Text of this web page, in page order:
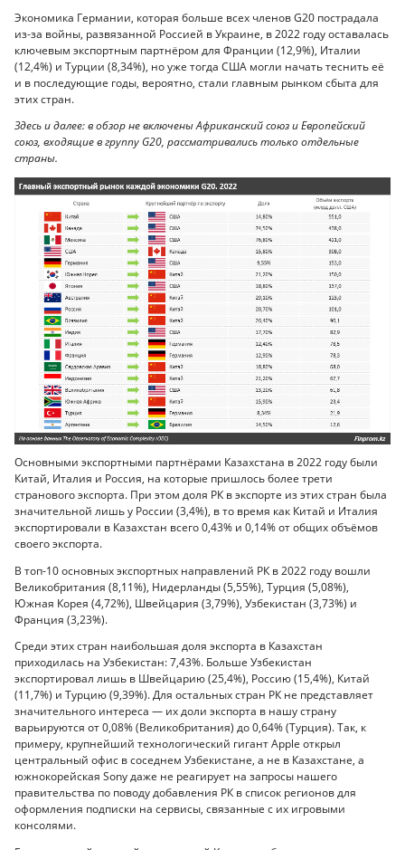
Экономика Германии, которая больше всех членов G20 пострадала
из-за войны, развязанной Россией в Украине, в 2022 году оставалась
ключевым экспортным партнёром для Франции (12,9%), Италии
(12,4%) и Турции (8,34%), но уже тогда США могли начать теснить её
и в последующие годы, вероятно, стали главным рынком сбыта для
этих стран.
Здесь и далее: в обзор не включены Африканский союз и Европейский
союз, входящие в группу G20, рассматривались только отдельные
страны.
Основными экспортными партнёрами Казахстана в 2022 году были
Китай, Италия и Россия, на которые пришлось более трети
странового экспорта. При этом доля РК в экспорте из этих стран была
значительной лишь у России (3,4%), в то время как Китай и Италия
экспортировали в Казахстан всего 0,43% и 0,14% от общих объёмов
своего экспорта.
В топ-10 основных экспортных направлений РК в 2022 году вошли
Великобритания (8,11%), Нидерланды (5,55%), Турция (5,08%),
Южная Корея (4,72%), Швейцария (3,79%), Узбекистан (3,73%) и
Франция (3,23%).
Среди этих стран наибольшая доля экспорта в Казахстан
приходилась на Узбекистан: 7,43%. Больше Узбекистан
экспортировал лишь в Швейцарию (25,4%), Россию (15,4%), Китай
(11,7%) и Турцию (9,39%). Для остальных стран РК не представляет
значительного интереса — их доли экспорта в нашу страну
варьируются от 0,08% (Великобритания) до 0,64% (Турция). Так, к
примеру, крупнейший технологический гигант Apple открыл
центральный офис в соседнем Узбекистане, а не в Казахстане, а
южнокорейская Sony даже не реагирует на запросы нашего
правительства по поводу добавления РК в список регионов для
оформления подписки на сервисы, связанные с их игровыми
консолями.